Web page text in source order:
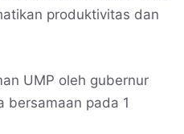
produktivitas dan
UMP oleh gubernur
bersamaan pada 1